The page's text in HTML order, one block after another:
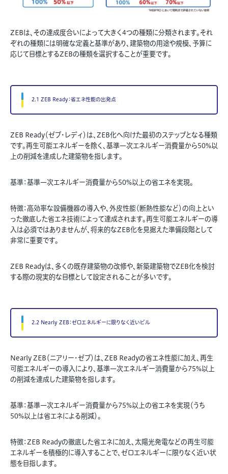
ZEBは、その達成度合いによって大きく4つの種類に分類されます。それ
ぞれの種類には明確な定義と基準があり、建築物の用途や規模、予算に
応じて目標とするZEBの種類を選択することが重要です。
2.1 ZEB Ready：省エネ性能の出発点
ZEB Ready（ゼブ・レディ）は、ZEB化へ向けた最初のステップとなる種類
です。再生可能エネルギーを除く、基準一次エネルギー消費量から50%以
上の削減を達成した建築物を指します。
基準：基準一次エネルギー消費量から50%以上の省エネを実現。
特徴：高効率な設備機器の導入や、外皮性能（断熱性能など）の向上とい
った徹底した省エネ技術によって達成されます。再生可能エネルギーの導
入は必須ではありませんが、将来的なZEB化を見据えた準備段階として
非常に重要です。
ZEB Readyは、多くの既存建築物の改修や、新築建築物でZEB化を検討
する際の現実的な目標として設定されることが多いです。
2.2 Nearly ZEB：ゼロエネルギーに限りなく近いビル
Nearly ZEB（ニアリー・ゼブ）は、ZEB Readyの省エネ性能に加え、再生
可能エネルギーの導入により、基準一次エネルギー消費量から75%以上
の削減を達成した建築物を指します。
基準：基準一次エネルギー消費量から75%以上の省エネを実現（うち
50%以上は省エネによる削減）。
特徴：ZEB Readyの徹底した省エネに加え、太陽光発電などの再生可能
エネルギーを積極的に導入することで、ゼロエネルギーに限りなく近い状
態を目指します。